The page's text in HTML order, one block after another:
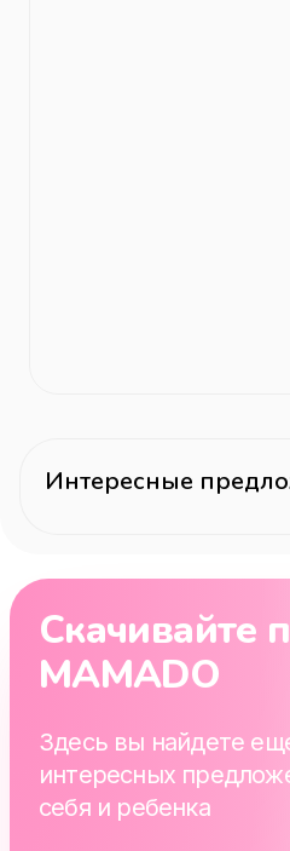
Интересные
Скачивайте
MAMADO
Здесь вы найдете
интересных
себя и ребенка